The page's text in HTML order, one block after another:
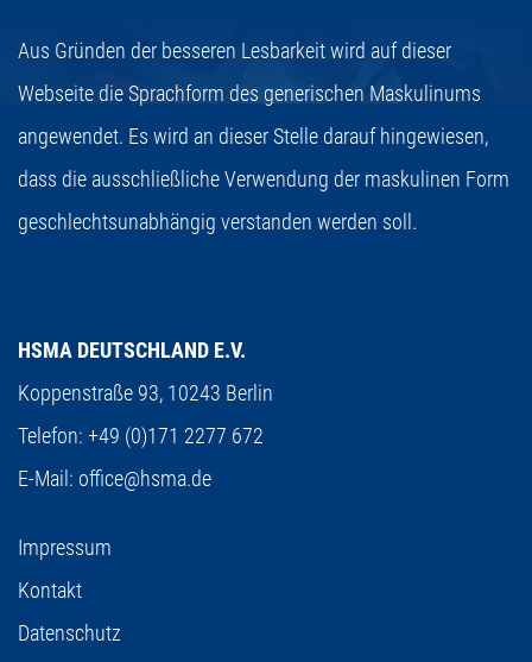
Aus Gründen der besseren Lesbarkeit wird auf dieser
Webseite die Sprachform des generischen Maskulinums
angewendet. Es wird an dieser Stelle darauf hingewiesen,
dass die ausschließliche Verwendung der maskulinen Form
geschlechtsunabhängig verstanden werden soll.
HSMA DEUTSCHLAND E.V.
Koppenstraße 93, 10243 Berlin
Telefon: +49 (0)171 2277 672
E-Mail: office@hsma.de
Impressum
Kontakt
Datenschutz